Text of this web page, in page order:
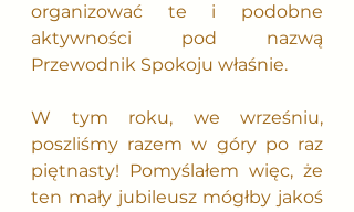
organizować te i podobne
aktywności pod nazwą
Przewodnik Spokoju właśnie.
W tym roku, we wrześniu,
poszliśmy razem w góry po raz
piętnasty! Pomyślałem więc, że
ten mały jubileusz mógłby jakoś